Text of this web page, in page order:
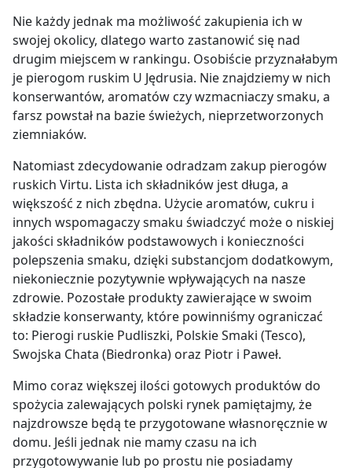
Nie każdy jednak ma możliwość zakupienia ich w
swojej okolicy, dlatego warto zastanowić się nad
drugim miejscem w rankingu. Osobiście przyznałabym
je pierogom ruskim U Jędrusia. Nie znajdziemy w nich
konserwantów, aromatów czy wzmacniaczy smaku, a
farsz powstał na bazie świeżych, nieprzetworzonych
ziemniaków.
Natomiast zdecydowanie odradzam zakup pierogów
ruskich Virtu. Lista ich składników jest długa, a
większość z nich zbędna. Użycie aromatów, cukru i
innych wspomagaczy smaku świadczyć może o niskiej
jakości składników podstawowych i konieczności
polepszenia smaku, dzięki substancjom dodatkowym,
niekoniecznie pozytywnie wpływających na nasze
zdrowie. Pozostałe produkty zawierające w swoim
składzie konserwanty, które powinniśmy ograniczać
to: Pierogi ruskie Pudliszki, Polskie Smaki (Tesco),
Swojska Chata (Biedronka) oraz Piotr i Paweł.
Mimo coraz większej ilości gotowych produktów do
spożycia zalewających polski rynek pamiętajmy, że
najzdrowsze będą te przygotowane własnoręcznie w
domu. Jeśli jednak nie mamy czasu na ich
przygotowywanie lub po prostu nie posiadamy